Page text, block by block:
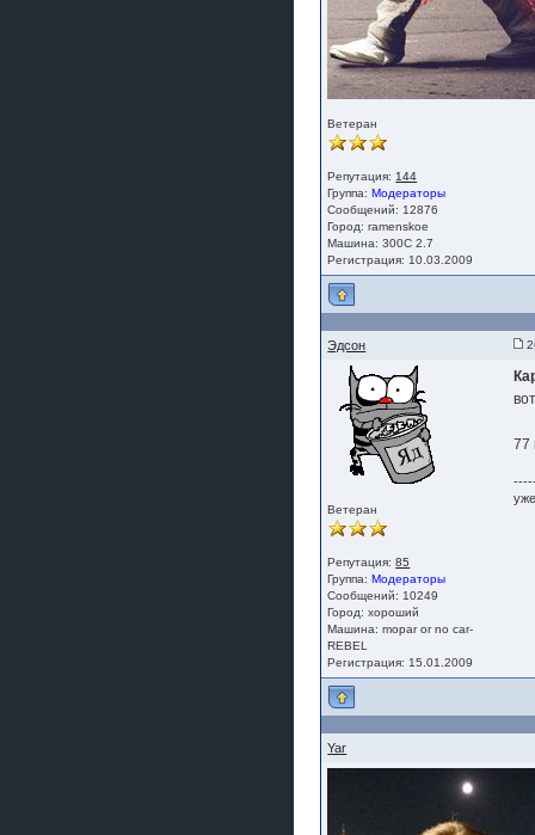
Ветеран
Репутация: 144
Группа:Модераторы
Сообщений: 12876
Город: ramenskoe
Машина: 300C 2.7
Регистрация: 10.03.2009
Эдсон
Ветеран
Репутация:85
Группа:Модераторы
Сообщений: 10249
Город: хороший
Машина: mopar or no car-
REBEL
Регистрация: 15.01.2009
77
Yar